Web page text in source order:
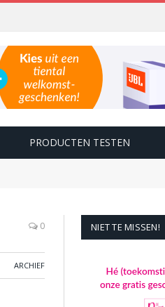
PRODUCTEN TESTEN
0
ARCHIEF
NIET TE MISSEN!